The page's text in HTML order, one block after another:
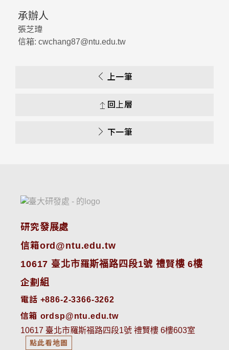
承辦人
張芝瑋
信箱: cwchang87@ntu.edu.tw
上一筆
回上層
下一筆
研究發展處
信箱ord@ntu.edu.tw
10617 臺北市羅斯福路四段1號 禮賢樓 6樓
企劃組
電話 +886-2-3366-3262
信箱 ordsp@ntu.edu.tw
10617 臺北市羅斯福路四段1號 禮賢樓 6樓603室
點此看地圖